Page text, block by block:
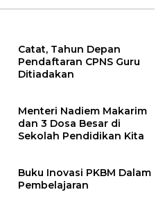
Catat, Tahun Depan
Pendaftaran CPNS Guru
Ditiadakan
Menteri Nadiem Makarim
dan 3 Dosa Besar di
Sekolah Pendidikan Kita
Buku Inovasi PKBM Dalam
Pembelajaran